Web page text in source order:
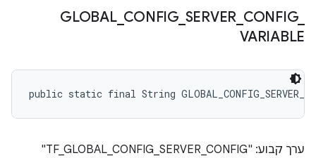
GLOBAL_ CONFIG_ SERVER CONFIG_
VARIABLE
public static final String
ערך קבוע: "TF_GLOBAL_CONFIG_SERVER_CONFIG"